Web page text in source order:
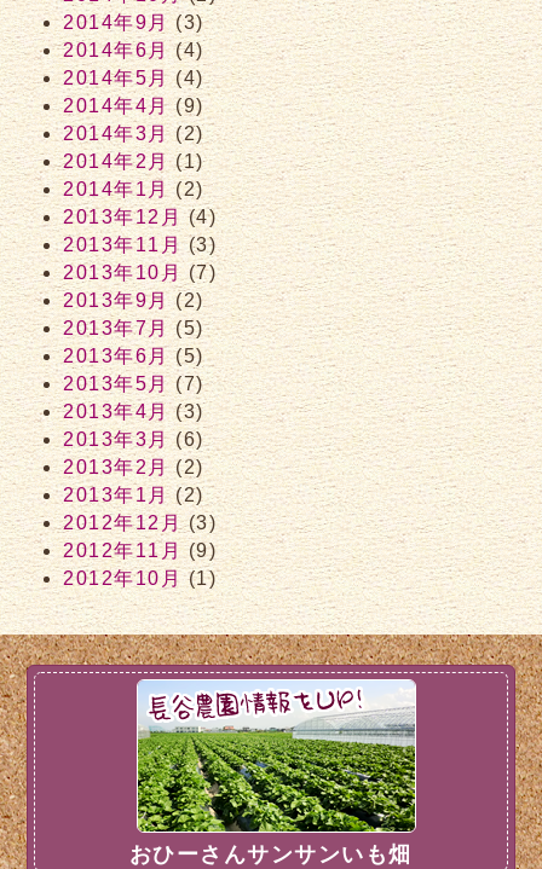
2014年9月(3)
2014年6月(4)
2014年5月(4)
2014年4月(9)
2014年3月(2)
2014年2月(1)
2014年1月(2)
2013年12月(4)
2013年11月(3)
2013年10月(7)
2013年9月(2)
2013年7月(5)
2013年6月(5)
2013年5月(7)
2013年4月(3)
2013年3月(6)
2013年2月(2)
2013年1月(2)
2012年12月(3)
2012年11月(9)
2012年10月(1)
おひーさんサンサンいも畑